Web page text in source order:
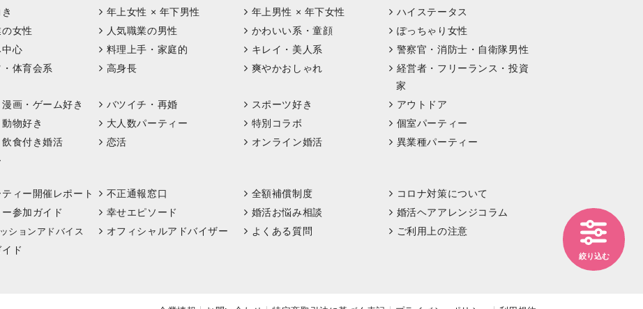
絞り込む
年上女性 × 年下男性 年上男性 × 年下女性
ハイステータス
の女性
人気職業の男性 かわいい系・童顔
ぽっちゃり女性
中心
料理上手・家庭的 キレイ・美人系
警察官・消防士・自衛隊男性
体育会系
高身長 爽やかおしゃれ
経営者・フリーランス・投資
家
画・ゲーム好き
バツイチ・再婚 スポーツ好き
アウトドア
物好き
大人数パーティー 特別コラボ
個室パーティー
食付き婚活
恋活 オンライン婚活
異業種パーティー
ィー開催レポート 不正通報窓口 全額補償制度
コロナ対策について
参加ガイド
幸せエピソード 婚活お悩み相談 婚活ヘアアレンジコラム
ションアドバイス オフィシャルアドバイザー よくある質問
ご利用上の注意
ド